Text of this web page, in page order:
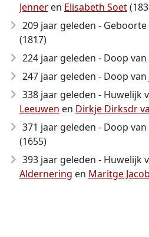
Jenner en Elisabeth Soet
209 jaar geleden - Geboorte
(1817)
224 jaar geleden - Doop van
247 jaar geleden - Doop van
338 jaar geleden - Huwelijk
Leeuwen en Dirkje Dirksdr
371 jaar geleden - Doop van
(1655)
393 jaar geleden - Huwelijk
Aldernering en Maritge